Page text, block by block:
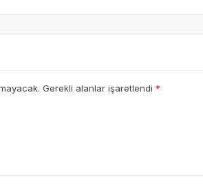
Gerekli alanlar işaretlendi *